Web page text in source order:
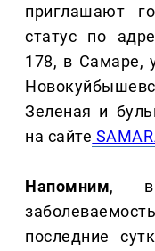
приглашают
статус по
178, в Самаре,
Зеленая и
на сайте
Напомним, в
последние